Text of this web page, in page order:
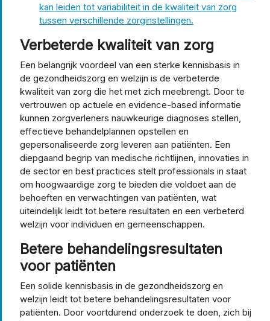
kan leiden tot variabiliteit in de kwaliteit van zorg
tussen verschillende zorginstellingen.
Verbeterde kwaliteit van zorg
Een belangrijk voordeel van een sterke kennisbasis in
de gezondheidszorg en welzijn is de verbeterde
kwaliteit van zorg die het met zich meebrengt. Door te
vertrouwen op actuele en evidence-based informatie
kunnen zorgverleners nauwkeurige diagnoses stellen,
effectieve behandelplannen opstellen en
gepersonaliseerde zorg leveren aan patiënten. Een
diepgaand begrip van medische richtlijnen, innovaties in
de sector en best practices stelt professionals in staat
om hoogwaardige zorg te bieden die voldoet aan de
behoeften en verwachtingen van patiënten, wat
uiteindelijk leidt tot betere resultaten en een verbeterd
welzijn voor individuen en gemeenschappen.
Betere behandelingsresultaten
voor patiënten
Een solide kennisbasis in de gezondheidszorg en
welzijn leidt tot betere behandelingsresultaten voor
patiënten. Door voortdurend onderzoek te doen, zich bij